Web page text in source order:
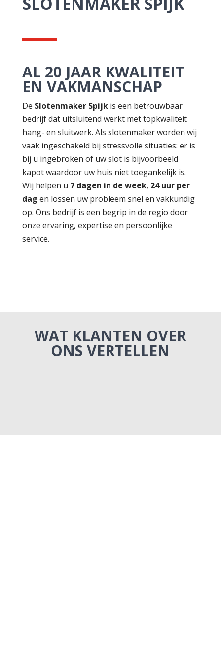
AL 20 JAAR KWALITEIT
EN VAKMANSCHAP
De Slotenmaker Spijk is een betrouwbaar
bedrijf dat uitsluitend werkt met topkwaliteit
hang- en sluitwerk. Als slotenmaker worden wij
vaak ingeschakeld bij stressvolle situaties: er is
bij u ingebroken of uw slot is bijvoorbeeld
kapot waardoor uw huis niet toegankelijk is.
Wij helpen u 7 dagen in de week, 24 uur per
dag en lossen uw probleem snel en vakkundig
op. Ons bedrijf is een begrip in de regio door
onze ervaring, expertise en persoonlijke
service.
WAT KLANTEN OVER
ONS VERTELLEN